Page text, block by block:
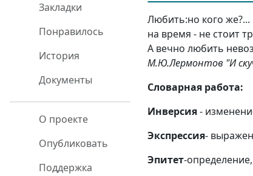
Закладки
Понравилось
История
Документы
О проекте
Опубликовать
Поддержка
Любить:но кого же?...
на время - не стоит
А вечно любить
М.Ю.Лермонтов "И
Словарная работа:
Инверсия-
Экспрессия-
Эпитет-